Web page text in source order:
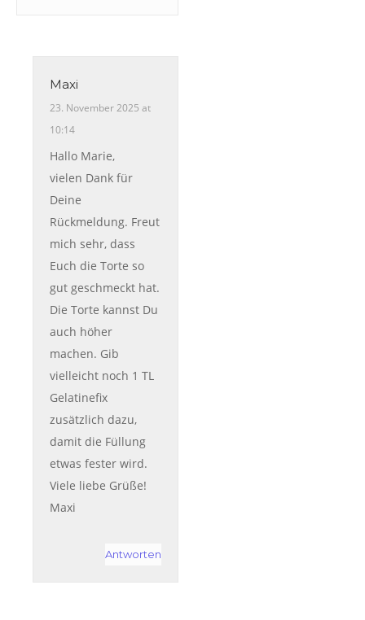
Maxi
23. November 2025 at
10:14
Hallo Marie,
vielen Dank für
Deine
Rückmeldung. Freut
mich sehr, dass
Euch die Torte so
gut geschmeckt hat.
Die Torte kannst Du
auch höher
machen. Gib
vielleicht noch 1 TL
Gelatinefix
zusätzlich dazu,
damit die Füllung
etwas fester wird.
Viele liebe Grüße!
Maxi
Antworten